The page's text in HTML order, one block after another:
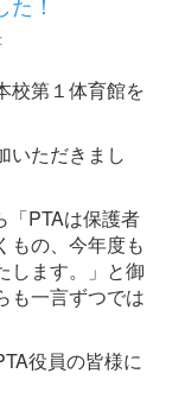
校第１体育館を
いただきまし
「PTAは保護者
もの、今年度も
します。」と御
も一言ずつでは
役員の皆様に